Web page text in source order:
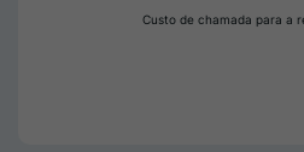
Custo de chamada para a